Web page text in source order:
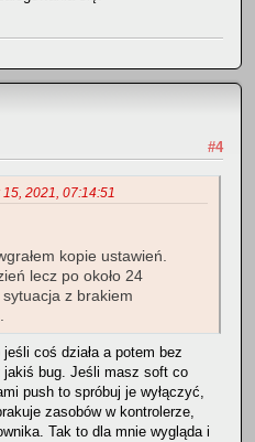
#4
2021, 07:14:51
kopie ustawień.
lecz po około 24
z brakiem
coś działa a potem bez
jakiś bug. Jeśli masz soft co
push to spróbuj je wyłączyć,
zasobów w kontrolerze,
Tak to dla mnie wygląda i